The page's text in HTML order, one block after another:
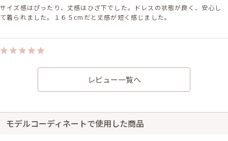
サイズ感はぴったり、丈感はひざ下でした。ドレスの状態が良く、安心し
て着られました。１６５cmだと丈感が短く感じました。
結婚式 (友人として)
サイズ感はぴったりで、丈感はひざ下でした。どの商品も非常に状態が良
ぶことができました。
レンタル/購入した商品
レビュー一覧へ
モデルコーディネートで使用した商品